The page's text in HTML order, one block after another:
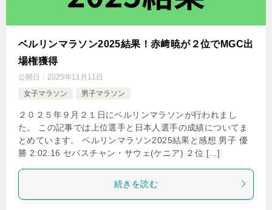
ベルリンマラソン2025結果！赤﨑暁が２位でMGC出
場権獲得
公開日： 2025年11月11日
女子マラソン
男子マラソン
２０２５年９月２１日にベルリンマラソンが行われまし
た。 この記事では上位選手と日本人選手の成績についてま
とめています。 ベルリンマラソン2025結果と感想 男子 優
勝 2:02:16 セバスチャン・サウェ(ケニア) ２位 […]
続きを読む